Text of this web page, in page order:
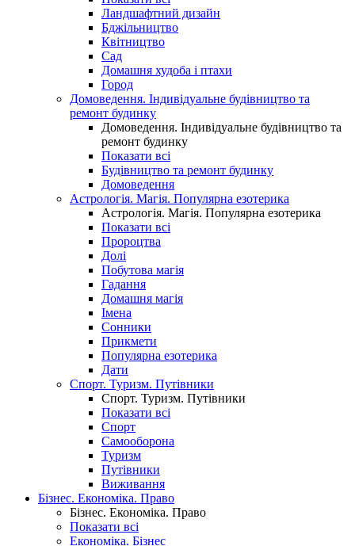
Ландшафтний дизайн
Бджільництво
Квітництво
Сад
Домашня худоба і птахи
Город
Домоведення. Індивідуальне будівництво та
ремонт будинку
Домоведення. Індивідуальне будівництво та
ремонт будинку
Показати всі
Будівництво та ремонт будинку
Домоведення
Астрологія. Магія. Популярна езотерика
Астрологія. Магія. Популярна езотерика
Показати всі
Пророцтва
Долі
Побутова магія
Гадання
Домашня магія
Імена
Сонники
Прикмети
Популярна езотерика
Дати
Спорт. Туризм. Путівники
Спорт. Туризм. Путівники
Показати всі
Спорт
Самооборона
Туризм
Путівники
Виживання
Бізнес. Економіка. Право
Бізнес. Економіка. Право
Показати всі
Економіка. Бізнес